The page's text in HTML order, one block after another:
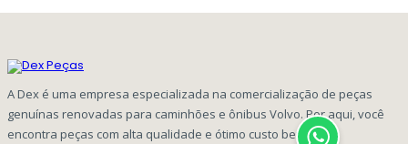
A Dex é uma empresa especializada na comercialização de peças
genuínas renovadas para caminhões e ônibus Volvo. Por aqui, você
encontra peças com alta qualidade e ótimo custo benefício!